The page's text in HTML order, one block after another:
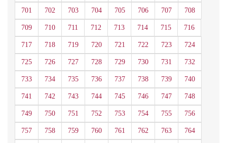
701 702 703 704 705 706 707 708
709 710 711 712 713 714 715 716
717 718 719 720 721 722 723 724
725 726 727 728 729 730 731 732
733 734 735 736 737 738 739 740
741 742 743 744 745 746 747 748
749 750 751 752 753 754 755 756
757 758 759 760 761 762 763 764